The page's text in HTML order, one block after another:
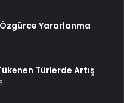
Özgürce Yararlanma
Türlerde Artış